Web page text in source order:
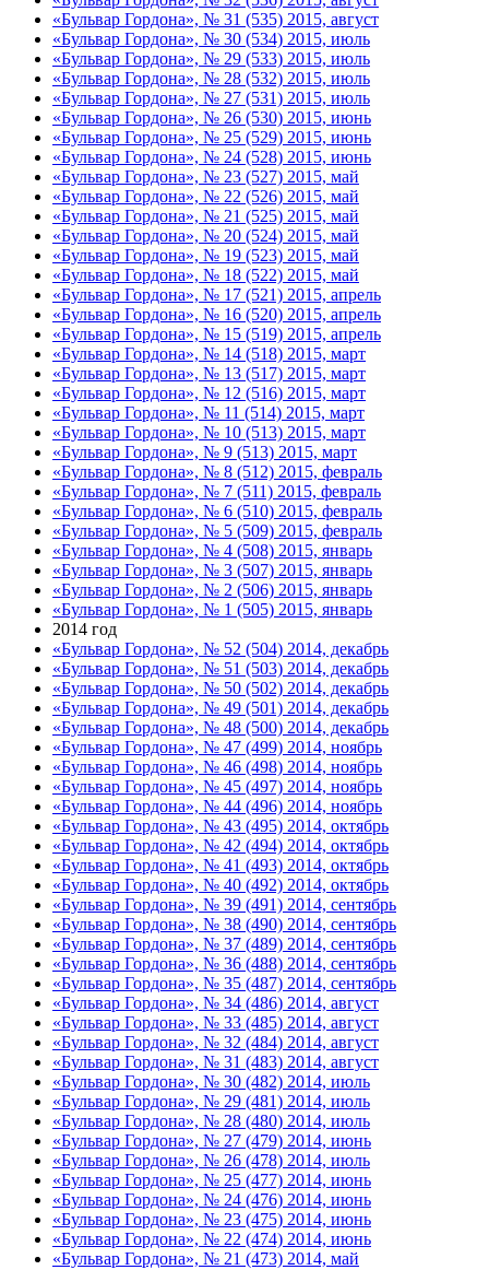
«Бульвар Гордона», № 31 (535) 2015, август
«Бульвар Гордона», № 30 (534) 2015, июль
«Бульвар Гордона», № 29 (533) 2015, июль
«Бульвар Гордона», № 28 (532) 2015, июль
«Бульвар Гордона», № 27 (531) 2015, июль
«Бульвар Гордона», № 26 (530) 2015, июнь
«Бульвар Гордона», № 25 (529) 2015, июнь
«Бульвар Гордона», № 24 (528) 2015, июнь
«Бульвар Гордона», № 23 (527) 2015, май
«Бульвар Гордона», № 22 (526) 2015, май
«Бульвар Гордона», № 21 (525) 2015, май
«Бульвар Гордона», № 20 (524) 2015, май
«Бульвар Гордона», № 19 (523) 2015, май
«Бульвар Гордона», № 18 (522) 2015, май
«Бульвар Гордона», № 17 (521) 2015, апрель
«Бульвар Гордона», № 16 (520) 2015, апрель
«Бульвар Гордона», № 15 (519) 2015, апрель
«Бульвар Гордона», № 14 (518) 2015, март
«Бульвар Гордона», № 13 (517) 2015, март
«Бульвар Гордона», № 12 (516) 2015, март
«Бульвар Гордона», № 11 (514) 2015, март
«Бульвар Гордона», № 10 (513) 2015, март
«Бульвар Гордона», № 9 (513) 2015, март
«Бульвар Гордона», № 8 (512) 2015, февраль
«Бульвар Гордона», № 7 (511) 2015, февраль
«Бульвар Гордона», № 6 (510) 2015, февраль
«Бульвар Гордона», № 5 (509) 2015, февраль
«Бульвар Гордона», № 4 (508) 2015, январь
«Бульвар Гордона», № 3 (507) 2015, январь
«Бульвар Гордона», № 2 (506) 2015, январь
«Бульвар Гордона», № 1 (505) 2015, январь
2014 год
«Бульвар Гордона», № 52 (504) 2014, декабрь
«Бульвар Гордона», № 51 (503) 2014, декабрь
«Бульвар Гордона», № 50 (502) 2014, декабрь
«Бульвар Гордона», № 49 (501) 2014, декабрь
«Бульвар Гордона», № 48 (500) 2014, декабрь
«Бульвар Гордона», № 47 (499) 2014, ноябрь
«Бульвар Гордона», № 46 (498) 2014, ноябрь
«Бульвар Гордона», № 45 (497) 2014, ноябрь
«Бульвар Гордона», № 44 (496) 2014, ноябрь
«Бульвар Гордона», № 43 (495) 2014, октябрь
«Бульвар Гордона», № 42 (494) 2014, октябрь
«Бульвар Гордона», № 41 (493) 2014, октябрь
«Бульвар Гордона», № 40 (492) 2014, октябрь
«Бульвар Гордона», № 39 (491) 2014, сентябрь
«Бульвар Гордона», № 38 (490) 2014, сентябрь
«Бульвар Гордона», № 37 (489) 2014, сентябрь
«Бульвар Гордона», № 36 (488) 2014, сентябрь
«Бульвар Гордона», № 35 (487) 2014, сентябрь
«Бульвар Гордона», № 34 (486) 2014, август
«Бульвар Гордона», № 33 (485) 2014, август
«Бульвар Гордона», № 32 (484) 2014, август
«Бульвар Гордона», № 31 (483) 2014, август
«Бульвар Гордона», № 30 (482) 2014, июль
«Бульвар Гордона», № 29 (481) 2014, июль
«Бульвар Гордона», № 28 (480) 2014, июль
«Бульвар Гордона», № 27 (479) 2014, июнь
«Бульвар Гордона», № 26 (478) 2014, июль
«Бульвар Гордона», № 25 (477) 2014, июнь
«Бульвар Гордона», № 24 (476) 2014, июнь
«Бульвар Гордона», № 23 (475) 2014, июнь
«Бульвар Гордона», № 22 (474) 2014, июнь
«Бульвар Гордона», № 21 (473) 2014, май